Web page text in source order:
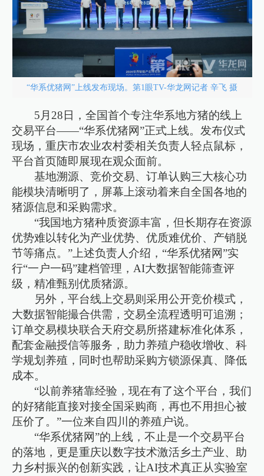
“华系优猪网”上线发布现场。第1眼TV-华龙网记者 辛飞 摄
5月28日，全国首个专注华系地方猪的线上
交易平台——“华系优猪网”正式上线。发布仪式
现场，重庆市农业农村委相关负责人轻点鼠标，
平台首页随即展现在观众面前。
基地溯源、竞价交易、订单认购三大核心功
能模块清晰明了，屏幕上滚动着来自全国各地的
猪源信息和采购需求。
“我国地方猪种质资源丰富，但长期存在资源
优势难以转化为产业优势、优质难优价、产销脱
节等痛点。”上述负责人介绍，“华系优猪网”实
行“一户一码”建档管理，AI大数据智能筛查评
级，精准甄别优质猪源。
另外，平台线上交易则采用公开竞价模式，
大数据智能撮合供需，交易全流程透明可追溯；
订单交易模块联合天府交易所搭建标准化体系，
配套金融授信等服务，助力养殖户稳收增收、科
学规划养殖，同时也帮助采购方锁源保真、降低
成本。
“以前养猪靠经验，现在有了这个平台，我们
的好猪能直接对接全国采购商，再也不用担心被
压价了。”一位来自四川的养殖户说。
“华系优猪网”的上线，不止是一个交易平台
的落地，更是重庆以数字技术激活乡土产业、助
力乡村振兴的创新实践，让AI技术真正从实验室